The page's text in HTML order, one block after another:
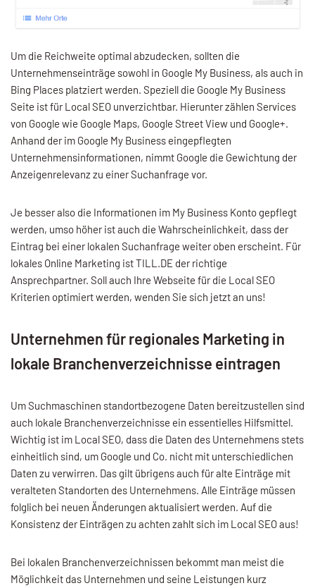
Um die Reichweite optimal abzudecken, sollten die
Unternehmenseinträge sowohl in Google My Business, als auch in
Bing Places platziert werden. Speziell die Google My Business
Seite ist für Local SEO unverzichtbar. Hierunter zählen Services
von Google wie Google Maps, Google Street View und Google+.
Anhand der im Google My Business eingepflegten
Unternehmensinformationen, nimmt Google die Gewichtung der
Anzeigenrelevanz zu einer Suchanfrage vor.
Je besser also die Informationen im My Business Konto gepflegt
werden, umso höher ist auch die Wahrscheinlichkeit, dass der
Eintrag bei einer lokalen Suchanfrage weiter oben erscheint. Für
lokales Online Marketing ist TILL.DE der richtige
Ansprechpartner. Soll auch Ihre Webseite für die Local SEO
Kriterien optimiert werden, wenden Sie sich jetzt an uns!
Unternehmen für regionales Marketing in
lokale Branchenverzeichnisse eintragen
Um Suchmaschinen standortbezogene Daten bereitzustellen sind
auch lokale Branchenverzeichnisse ein essentielles Hilfsmittel.
Wichtig ist im Local SEO, dass die Daten des Unternehmens stets
einheitlich sind, um Google und Co. nicht mit unterschiedlichen
Daten zu verwirren. Das gilt übrigens auch für alte Einträge mit
veralteten Standorten des Unternehmens. Alle Einträge müssen
folglich bei neuen Änderungen aktualisiert werden. Auf die
Konsistenz der Einträgen zu achten zahlt sich im Local SEO aus!
Bei lokalen Branchenverzeichnissen bekommt man meist die
Möglichkeit das Unternehmen und seine Leistungen kurz